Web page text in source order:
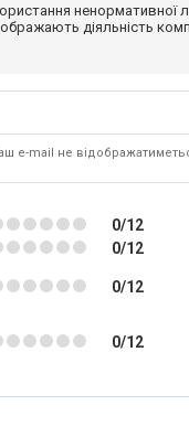
ненормативної
діяльність
e-mail не
0/12
0/12
0/12
0/12